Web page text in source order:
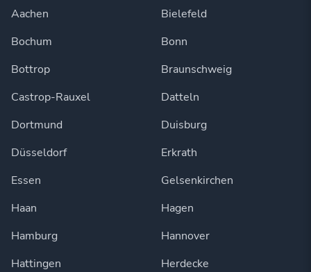
Aachen
Bielefeld
Bochum
Bonn
Bottrop
Braunschweig
Castrop-Rauxel
Datteln
Dortmund
Duisburg
Düsseldorf
Erkrath
Essen
Gelsenkirchen
Haan
Hagen
Hamburg
Hannover
Hattingen
Herdecke